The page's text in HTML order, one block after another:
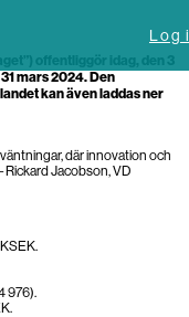
Log
offentliggör idag, den 3
mars 2024. Den
kan även laddas ner
där innovation och
Jacobson, VD
976).